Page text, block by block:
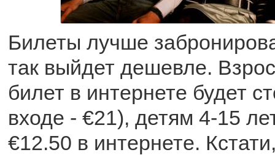
Билеты лучше
так выйдет дешевле.
билет в интернете будет
входе - €21), детям 4-15
€12.50 в интернете.